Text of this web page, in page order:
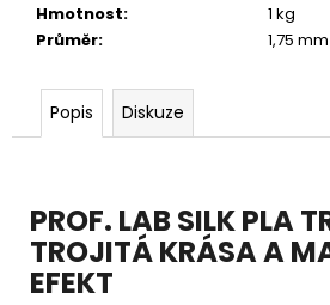
Hmotnost:
1 kg
Průměr: 1,75 mm
Popis Diskuze
PROF. LAB SILK PLA
TROJITÁ KRÁSA A
EFEKT